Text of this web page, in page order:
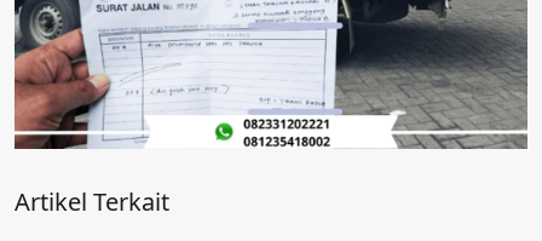
Artikel Terkait